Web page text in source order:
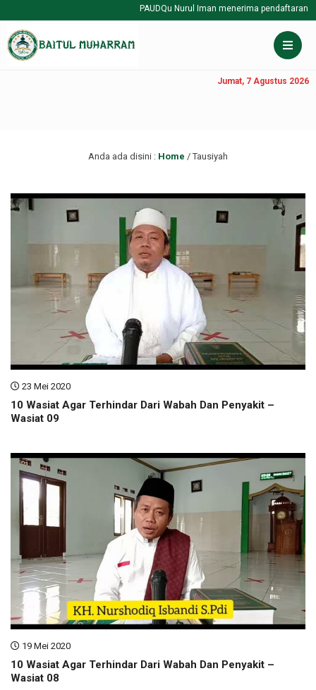
PAUDQu Nurul Iman menerima pendaftaran
Jumat, 7 Agustus 2026
Anda ada disini : Home /Tausiyah
23 Mei 2020
10 Wasiat Agar Terhindar Dari Wabah Dan Penyakit –
Wasiat 09
19 Mei 2020
10 Wasiat Agar Terhindar Dari Wabah Dan Penyakit –
Wasiat 08